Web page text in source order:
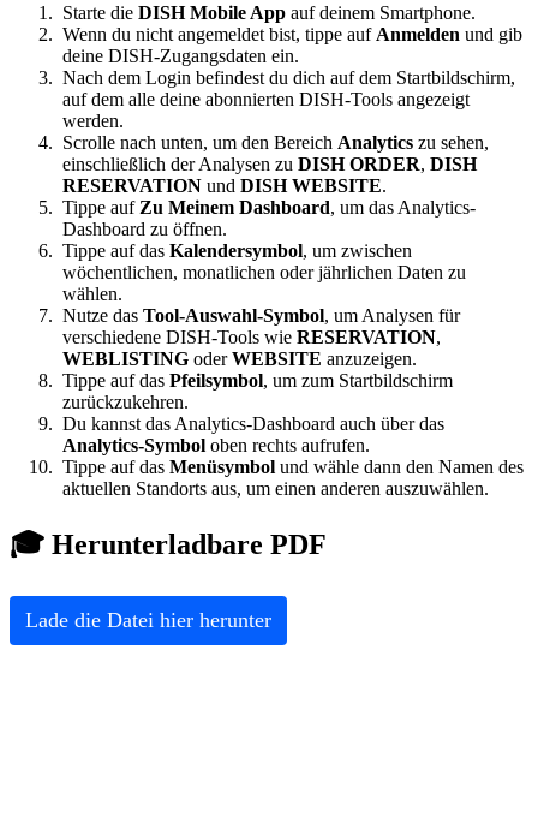
Starte die DISH Mobile App auf deinem Smartphone.
Wenn du nicht angemeldet bist, tippe auf Anmelden und gib
deine DISH-Zugangsdaten ein.
Nach dem Login befindest du dich auf dem Startbildschirm,
auf dem alle deine abonnierten DISH-Tools angezeigt
werden.
Scrolle nach unten, um den Bereich Analytics zu sehen,
einschließlich der Analysen zu DISH ORDER, DISH
RESERVATION und DISH WEBSITE.
Tippe auf Zu Meinem Dashboard, um das Analytics-
Dashboard zu öffnen.
Tippe auf das Kalendersymbol, um zwischen
wöchentlichen, monatlichen oder jährlichen Daten zu
wählen.
Nutze das Tool-Auswahl-Symbol, um Analysen für
verschiedene DISH-Tools wie RESERVATION,
WEBLISTING oderWEBSITE anzuzeigen.
Tippe auf das Pfeilsymbol, um zum Startbildschirm
zurückzukehren.
Du kannst das Analytics-Dashboard auch über das
Analytics-Symbol oben rechts aufrufen.
Tippe auf das Menüsymbol und wähle dann den Namen des
aktuellen Standorts aus, um einen anderen auszuwählen.
🎓 Herunterladbare PDF
Lade die Datei hier herunter